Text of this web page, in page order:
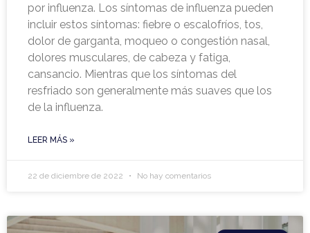
por influenza. Los síntomas de influenza pueden
incluir estos síntomas: fiebre o escalofríos, tos,
dolor de garganta, moqueo o congestión nasal,
dolores musculares, de cabeza y fatiga,
cansancio. Mientras que los síntomas del
resfriado son generalmente más suaves que los
de la influenza.
LEER MÁS »
22 de diciembre de 2022 No hay comentarios